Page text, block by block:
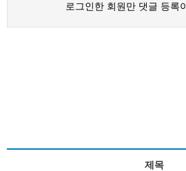
로그인한 회원만 댓글 등록
제목